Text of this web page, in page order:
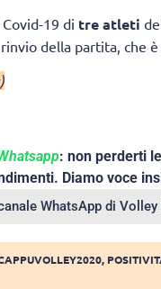
19 di tre atleti
della partita, che
: non perderti
Diamo voce
WhatsApp di Volley
,